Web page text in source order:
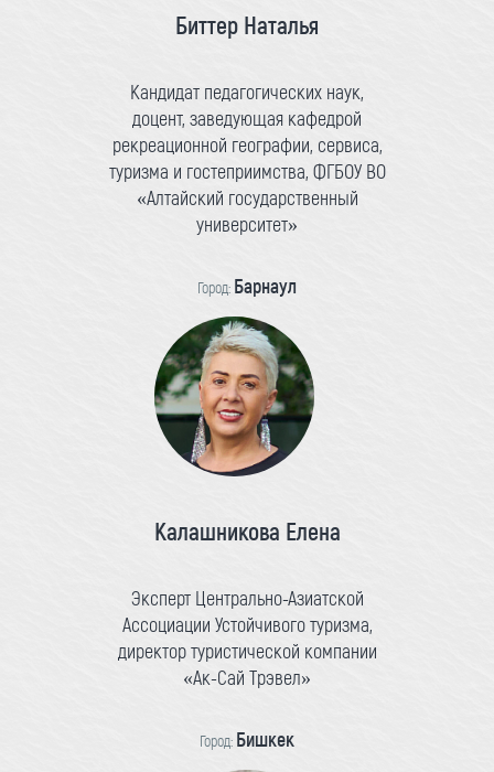
Биттер Наталья
Кандидат педагогических наук,
доцент, заведующая кафедрой
рекреационной географии, сервиса,
туризма и гостеприимства, ФГБОУ ВО
«Алтайский государственный
университет»
Город: Барнаул
Калашникова Елена
Эксперт Центрально-Азиатской
Ассоциации Устойчивого туризма,
директор туристической компании
«Ак-Сай Трэвел»
Город: Бишкек